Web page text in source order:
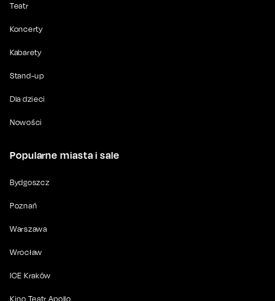
Teatr
Koncerty
Kabarety
Stand-up
Dla dzieci
Nowości
Popularne miasta i sale
Bydgoszcz
Poznań
Warszawa
Wrocław
ICE Kraków
Kino Teatr Apollo